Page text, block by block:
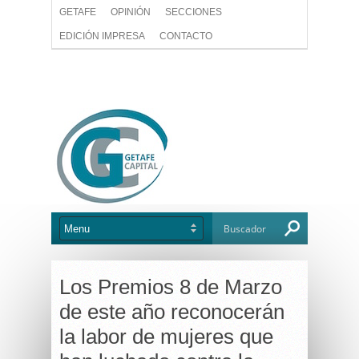
GETAFE OPINIÓN SECCIONES
EDICIÓN IMPRESA CONTACTO
Los Premios 8 de Marzo
de este año reconocerán
la labor de mujeres que